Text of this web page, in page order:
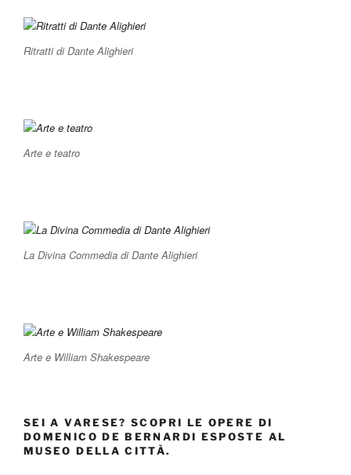
Ritratti di Dante Alighieri
Arte e teatro
La Divina Commedia di Dante Alighieri
Arte e William Shakespeare
SEI A VARESE? SCOPRI LE OPERE DI
DOMENICO DE BERNARDI ESPOSTE AL
MUSEO DELLA CITTÀ.